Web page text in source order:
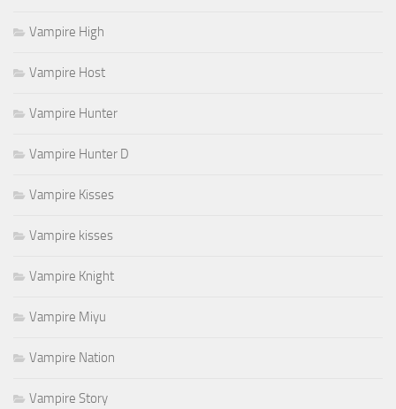
Vampire High
Vampire Host
Vampire Hunter
Vampire Hunter D
Vampire Kisses
Vampire kisses
Vampire Knight
Vampire Miyu
Vampire Nation
Vampire Story